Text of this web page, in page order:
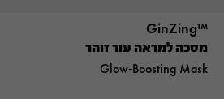
™GinZing
מסכה למראה עור זוהר
Glow-Boosting Mask